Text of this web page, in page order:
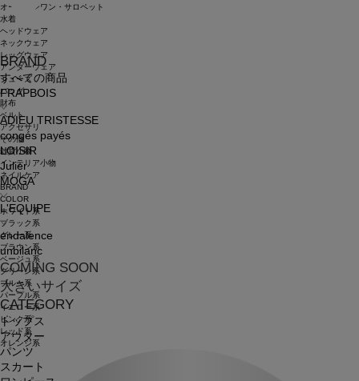
BRAND
すべての商品
FRAPBOIS
ADIEU TRISTESSE
congés payés
LOISIR
Julier
MOGA
L'EQUIPE
endalence
unbilanc
COMING SOON
大きいサイズ
CATEGORY
トップス
アウター
パンツ
スカート
オールインワン・サロペット
水着
ヘッドウェア
ネックウェア
レッグウェア
アンダーウェア
シューズ
バッグ
財布
ベルト
アクセサリ
その他
雑貨小物
インテリア小物
ネイルケア
BRAND
COLOR
ホワイト系
ブラック系
グレー系
ブラウン系
ベージュ系
グリーン系
ブルー系
パープル系
イエロー系
ピンク系
レッド系
オレンジ系